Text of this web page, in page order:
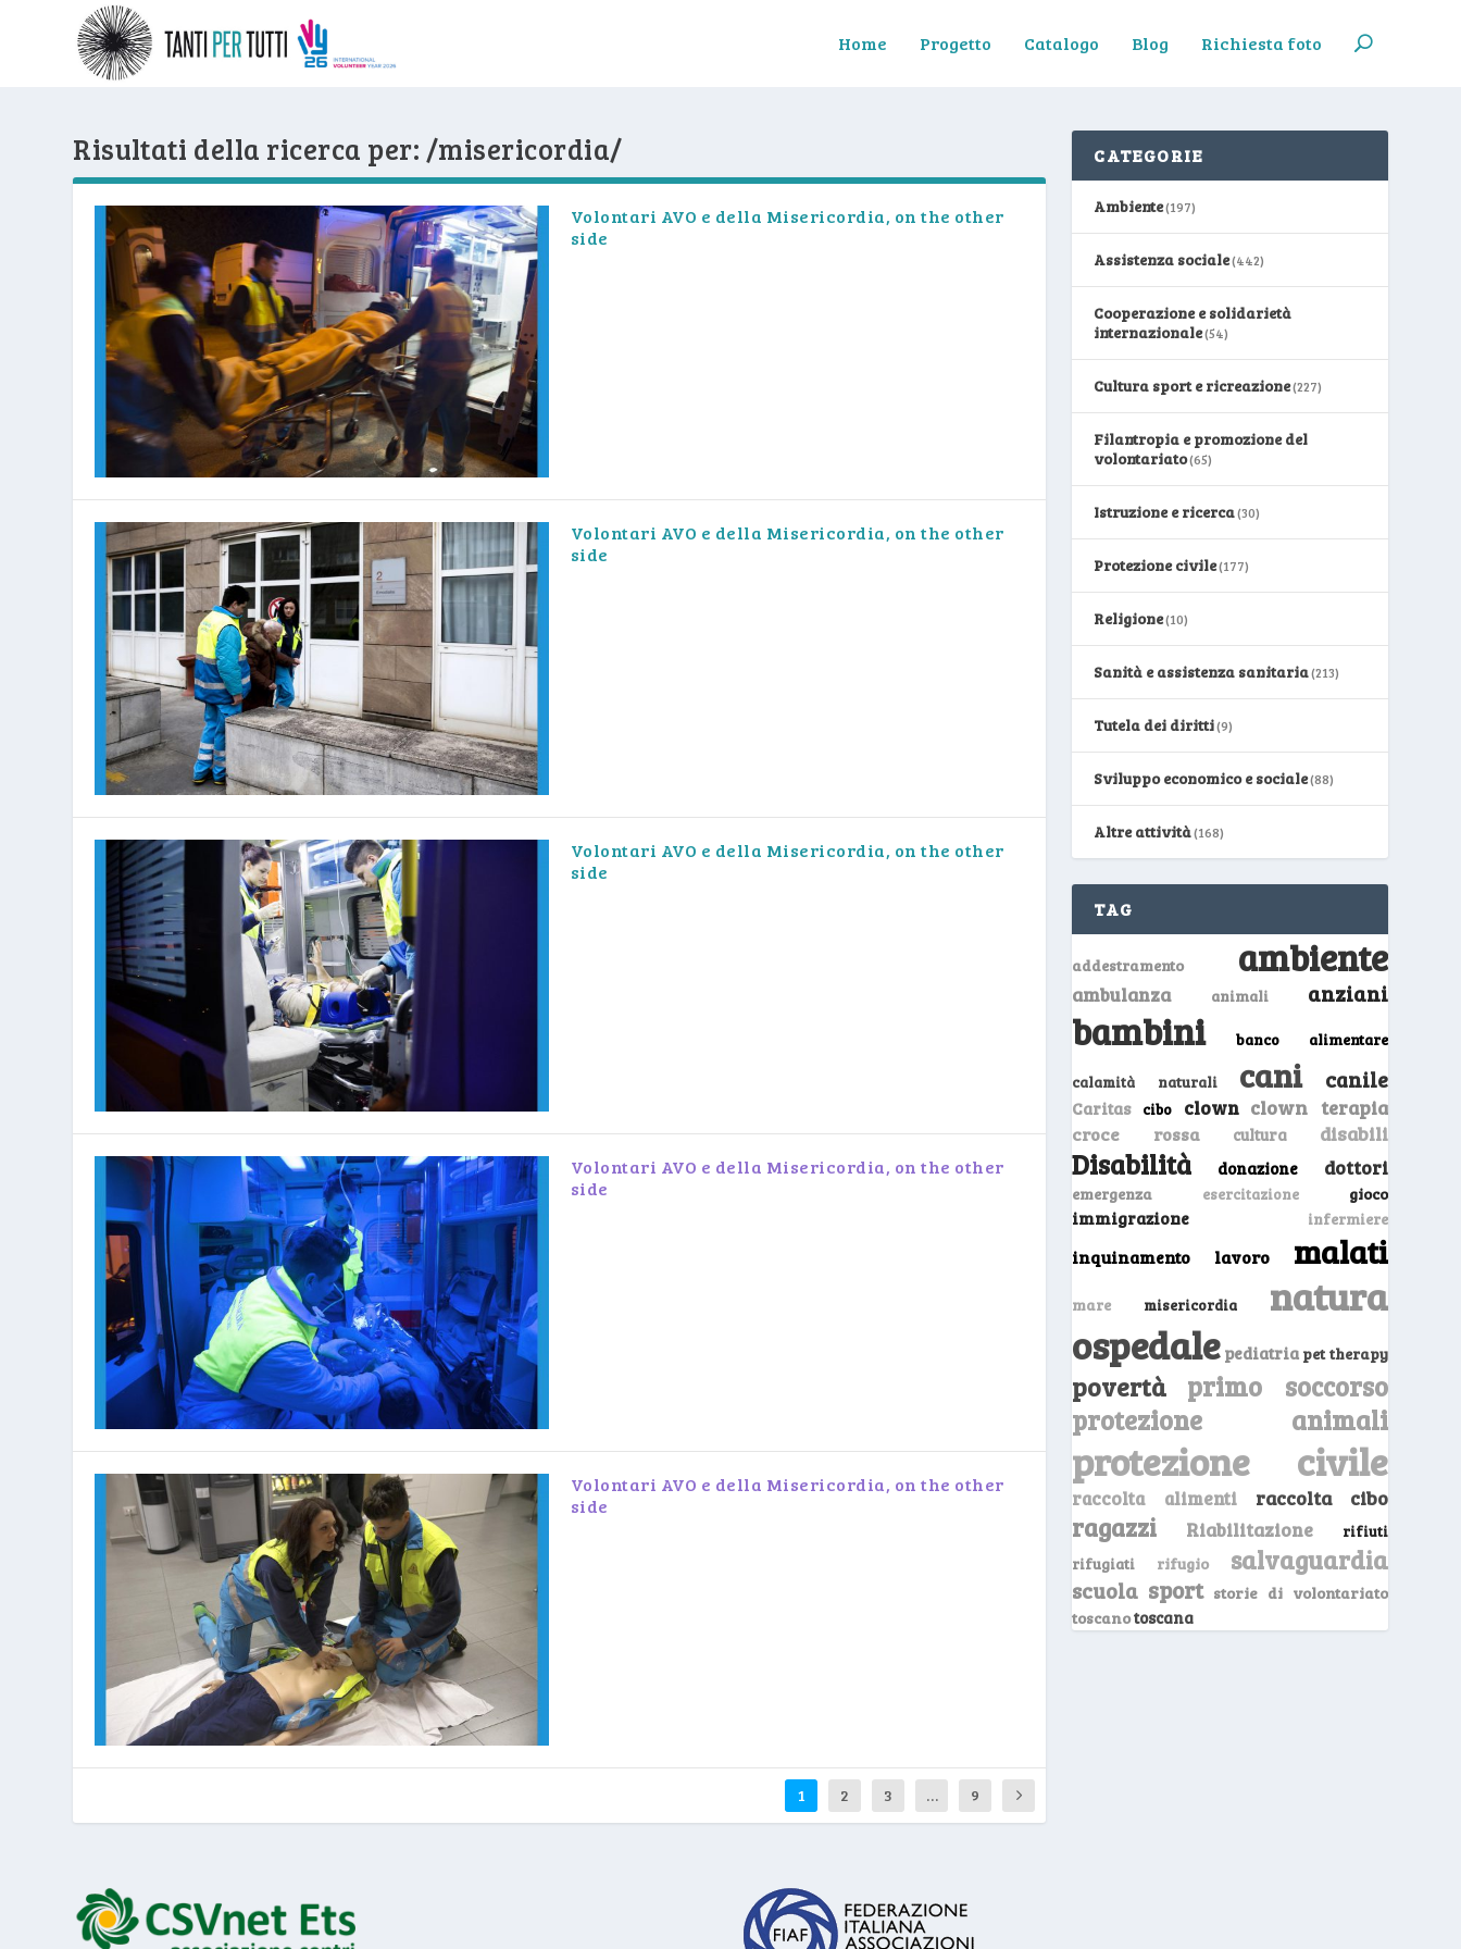
Home Progetto Catalogo Blog Richiesta foto
Risultati della ricerca per: /misericordia/
Volontari AVO e della Misericordia, on the other
side
Volontari AVO e della Misericordia, on the other
side
Volontari AVO e della Misericordia, on the other
side
Volontari AVO e della Misericordia, on the other
side
Volontari AVO e della Misericordia, on the other
side
1 2 3 … 9
CATEGORIE
Ambiente(197)
Assistenza sociale(442)
Cooperazione e solidarietà
internazionale(54)
Cultura sport e ricreazione(227)
Filantropia e promozione del
volontariato(65)
Istruzione e ricerca(30)
Protezione civile(177)
Religione(10)
Sanità e assistenza sanitaria(213)
Tutela dei diritti(9)
Sviluppo economico e sociale(88)
Altre attività(168)
TAG
addestramento ambiente
ambulanza animali anziani
bambini banco alimentare
calamità naturali cani canile
Caritas cibo clown clown terapia
croce rossa cultura disabili
Disabilità donazione dottori
emergenza esercitazione gioco
immigrazione infermiere
inquinamento lavoro malati
mare misericordia natura
ospedale pediatria pet therapy
povertà
primo soccorso
protezione animali
protezione civile
raccolta alimenti raccolta cibo
ragazzi Riabilitazione
rifiuti
rifugiati
rifugio salvaguardia
scuola sport storie di volontariato
toscanotoscana